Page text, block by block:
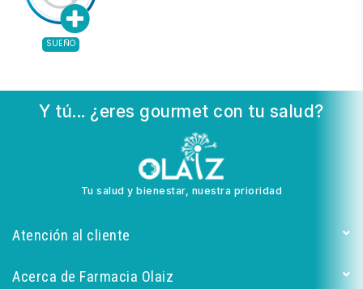
SUEÑO
Y tú... ¿eres gourmet con tu salud?
Tu salud y bienestar, nuestra prioridad
Atención al cliente
Acerca de Farmacia Olaiz